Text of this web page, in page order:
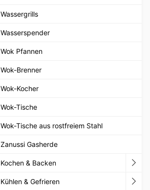
Wassergrills
Wasserspender
Wok Pfannen
Wok-Brenner
Wok-Kocher
Wok-Tische
Wok-Tische aus rostfreiem Stahl
Zanussi Gasherde
Kochen & Backen
Kühlen & Gefrieren